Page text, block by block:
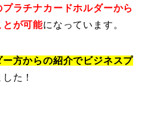
ラチナカードホルダーから
とが可能になっています。
方からの紹介でビジネスプ
た！